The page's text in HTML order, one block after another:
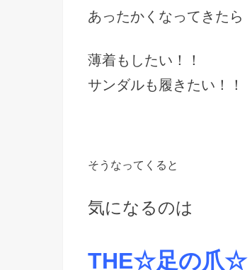
あったかくなってきたら
薄着もしたい！！
サンダルも履きたい！！
そうなってくると
気になるのは
THE☆足の爪☆